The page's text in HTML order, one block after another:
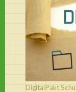
DigitalPakt